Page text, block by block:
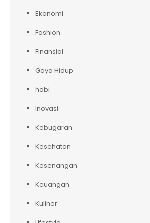
Ekonomi
Fashion
Finansial
Gaya Hidup
hobi
Inovasi
Kebugaran
Kesehatan
Kesenangan
Keuangan
Kuliner